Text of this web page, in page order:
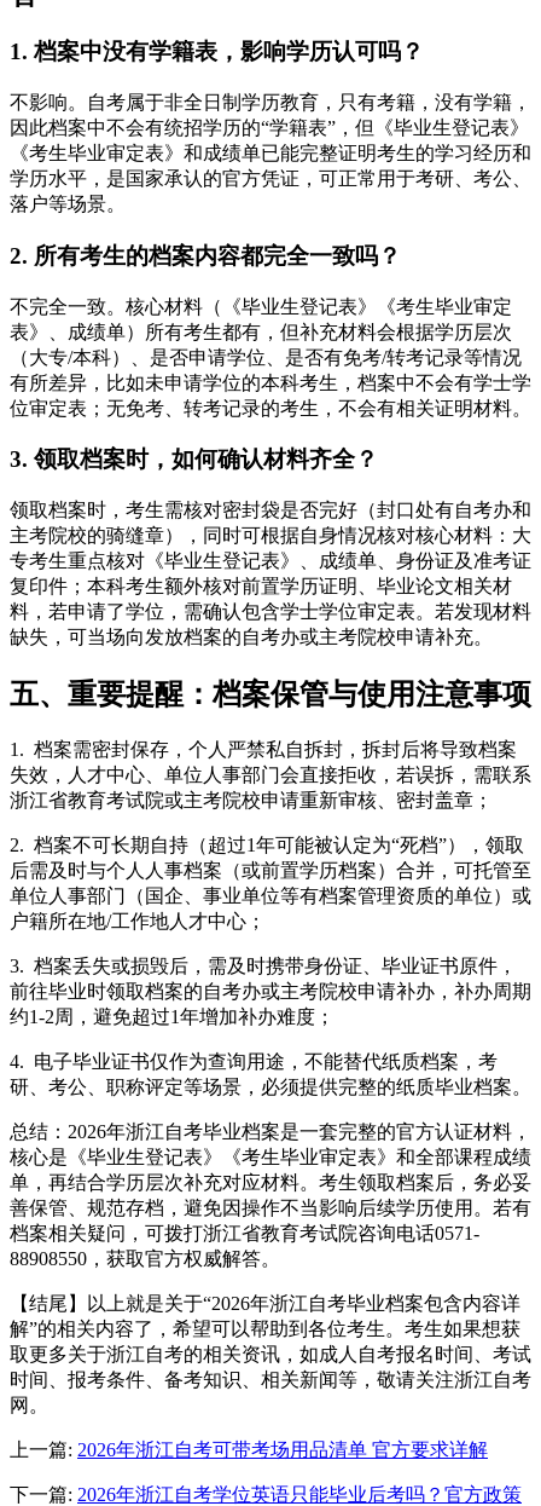
1. 档案中没有学籍表，影响学历认可吗？
不影响。自考属于非全日制学历教育，只有考籍，没有学籍，
因此档案中不会有统招学历的“学籍表”，但《毕业生登记表》
《考生毕业审定表》和成绩单已能完整证明考生的学习经历和
学历水平，是国家承认的官方凭证，可正常用于考研、考公、
落户等场景。
2. 所有考生的档案内容都完全一致吗？
不完全一致。核心材料（《毕业生登记表》《考生毕业审定
表》、成绩单）所有考生都有，但补充材料会根据学历层次
（大专/本科）、是否申请学位、是否有免考/转考记录等情况
有所差异，比如未申请学位的本科考生，档案中不会有学士学
位审定表；无免考、转考记录的考生，不会有相关证明材料。
3. 领取档案时，如何确认材料齐全？
领取档案时，考生需核对密封袋是否完好（封口处有自考办和
主考院校的骑缝章），同时可根据自身情况核对核心材料：大
专考生重点核对《毕业生登记表》、成绩单、身份证及准考证
复印件；本科考生额外核对前置学历证明、毕业论文相关材
料，若申请了学位，需确认包含学士学位审定表。若发现材料
缺失，可当场向发放档案的自考办或主考院校申请补充。
五、重要提醒：档案保管与使用注意事项
1. 档案需密封保存，个人严禁私自拆封，拆封后将导致档案
失效，人才中心、单位人事部门会直接拒收，若误拆，需联系
浙江省教育考试院或主考院校申请重新审核、密封盖章；
2. 档案不可长期自持（超过1年可能被认定为“死档”），领取
后需及时与个人人事档案（或前置学历档案）合并，可托管至
单位人事部门（国企、事业单位等有档案管理资质的单位）或
户籍所在地/工作地人才中心；
3. 档案丢失或损毁后，需及时携带身份证、毕业证书原件，
前往毕业时领取档案的自考办或主考院校申请补办，补办周期
约1-2周，避免超过1年增加补办难度；
4. 电子毕业证书仅作为查询用途，不能替代纸质档案，考
研、考公、职称评定等场景，必须提供完整的纸质毕业档案。
总结：2026年浙江自考毕业档案是一套完整的官方认证材料，
核心是《毕业生登记表》《考生毕业审定表》和全部课程成绩
单，再结合学历层次补充对应材料。考生领取档案后，务必妥
善保管、规范存档，避免因操作不当影响后续学历使用。若有
档案相关疑问，可拨打浙江省教育考试院咨询电话0571-
88908550，获取官方权威解答。
【结尾】以上就是关于“2026年浙江自考毕业档案包含内容详
解”的相关内容了，希望可以帮助到各位考生。考生如果想获
取更多关于浙江自考的相关资讯，如成人自考报名时间、考试
时间、报考条件、备考知识、相关新闻等，敬请关注浙江自考
网。
上一篇: 2026年浙江自考可带考场用品清单 官方要求详解
下一篇: 2026年浙江自考学位英语只能毕业后考吗？官方政策